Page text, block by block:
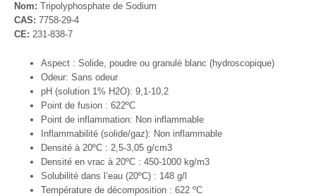
Nom: Tripolyphosphate de Sodium
CAS: 7758-29-4
CE: 231-838-7
Aspect : Solide, poudre ou granulé blanc (hydroscopique)
Odeur: Sans odeur
pH (solution 1% H2O): 9,1-10,2
Point de fusion : 622ºC
Point de inflammation: Non inflammable
Inflammabilité (solide/gaz): Non inflammable
Densité à 20ºC : 2,5-3,05 g/cm3
Densité en vrac à 20ºC : 450-1000 kg/m3
Solubilité dans l’eau (20ºC) : 148 g/l
Température de décomposition : 622 ºC